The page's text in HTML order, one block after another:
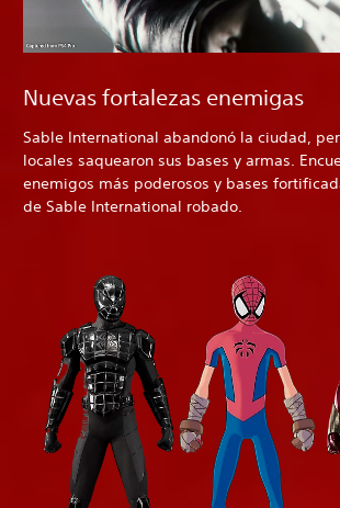
Nuevas fortalezas enemigas
Sable International abandonó la ciudad,
locales saquearon sus bases y armas.
enemigos más poderosos y bases
de Sable International robado.